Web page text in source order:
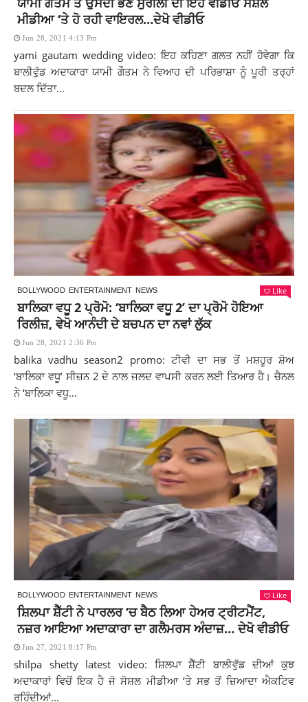
ਮੀਡੀਆ ‘ਤੇ ਹੋ ਰਹੀ ਵਾਇਰਲ…ਦੇਖੋ ਵੀਡੀਓ
Jun 28, 2021 4:13 Pm
yami gautam wedding video: ਇਹ ਕਹਿਣਾ ਗਲਤ ਨਹੀਂ ਹੋਵੇਗਾ ਕਿ
ਬਾਲੀਵੁੱਡ ਅਦਾਕਾਰਾ ਯਾਮੀ ਗੌਤਮ ਨੇ ਵਿਆਹ ਦੀ ਪਰਿਭਾਸ਼ਾ ਨੂੰ ਪੂਰੀ ਤਰ੍ਹਾਂ
ਬਦਲ ਦਿੱਤਾ...
BOLLYWOOD ENTERTAINMENT NEWS Like
ਬਾਲਿਕਾ ਵਧੂ 2 ਪ੍ਰੋਮੋ: ‘ਬਾਲਿਕਾ ਵਧੂ 2’ ਦਾ ਪ੍ਰੋਮੋ ਹੋਇਆ
ਰਿਲੀਜ਼, ਵੇਖੋ ਆਨੰਦੀ ਦੇ ਬਚਪਨ ਦਾ ਨਵਾਂ ਲੁੱਕ
Jun 28, 2021 2:36 Pm
balika vadhu season2 promo: ਟੀਵੀ ਦਾ ਸਭ ਤੋਂ ਮਸ਼ਹੂਰ ਸ਼ੋਅ
‘ਬਾਲਿਕਾ ਵਧੂ’ ਸੀਜ਼ਨ 2 ਦੇ ਨਾਲ ਜਲਦ ਵਾਪਸੀ ਕਰਨ ਲਈ ਤਿਆਰ ਹੈ। ਚੈਨਲ
ਨੇ ‘ਬਾਲਿਕਾ ਵਧੂ...
BOLLYWOOD ENTERTAINMENT NEWS Like
ਸ਼ਿਲਪਾ ਸ਼ੈੱਟੀ ਨੇ ਪਾਰਲਰ ‘ਚ ਬੈਠ ਲਿਆ ਹੇਅਰ ਟ੍ਰੀਟਮੈਂਟ,
ਨਜ਼ਰ ਆਇਆ ਅਦਾਕਾਰਾ ਦਾ ਗਲੈਮਰਸ ਅੰਦਾਜ਼… ਦੇਖੋ ਵੀਡੀਓ
Jun 27, 2021 8:17 Pm
shilpa shetty latest video: ਸ਼ਿਲਪਾ ਸ਼ੈੱਟੀ ਬਾਲੀਵੁੱਡ ਦੀਆਂ ਕੁਝ
ਅਦਾਕਾਰਾਂ ਵਿਚੋਂ ਇਕ ਹੈ ਜੋ ਸੋਸ਼ਲ ਮੀਡੀਆ ‘ਤੇ ਸਭ ਤੋਂ ਜ਼ਿਆਦਾ ਐਕਟਿਵ
ਰਹਿੰਦੀਆਂ...